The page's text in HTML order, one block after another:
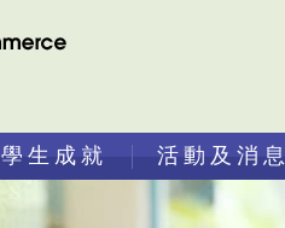
學生成就 活動及消息